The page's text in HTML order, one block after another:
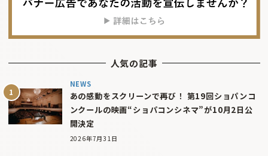
人気の記事
NEWS
あの感動をスクリーンで再び！ 第19回ショパンコ
ンクールの映画“ショパコンシネマ”が10月2日公
開決定
2026年7月31日